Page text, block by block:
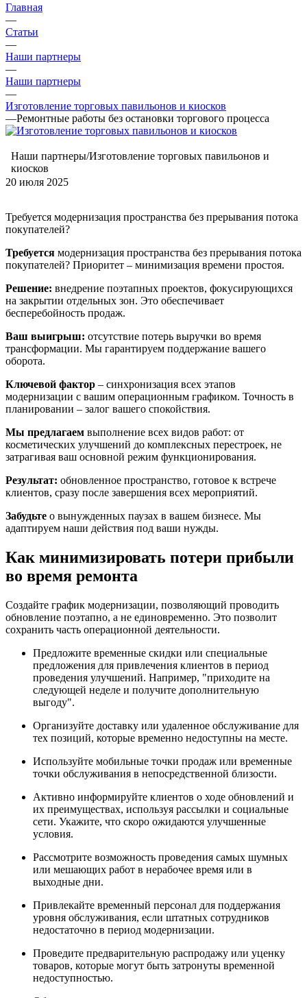
Главная
—
Статьи
—
Наши партнеры
—
Наши партнеры
—
Изготовление торговых павильонов и киосков
—Ремонтные работы без остановки торгового процесса
Наши партнеры/Изготовление торговых павильонов и
киосков
20 июля 2025
Требуется модернизация пространства без прерывания потока
покупателей?
Требуется модернизация пространства без прерывания потока
покупателей? Приоритет – минимизация времени простоя.
Решение: внедрение поэтапных проектов, фокусирующихся
на закрытии отдельных зон. Это обеспечивает
бесперебойность продаж.
Ваш выигрыш: отсутствие потерь выручки во время
трансформации. Мы гарантируем поддержание вашего
оборота.
Ключевой фактор – синхронизация всех этапов
модернизации с вашим операционным графиком. Точность в
планировании – залог вашего спокойствия.
Мы предлагаем выполнение всех видов работ: от
косметических улучшений до комплексных перестроек, не
затрагивая ваш основной режим функционирования.
Результат: обновленное пространство, готовое к встрече
клиентов, сразу после завершения всех мероприятий.
Забудьте о вынужденных паузах в вашем бизнесе. Мы
адаптируем наши действия под ваши нужды.
Как минимизировать потери прибыли
во время ремонта
Создайте график модернизации, позволяющий проводить
обновление поэтапно, а не единовременно. Это позволит
сохранить часть операционной деятельности.
Предложите временные скидки или специальные
предложения для привлечения клиентов в период
проведения улучшений. Например, "приходите на
следующей неделе и получите дополнительную
выгоду".
Организуйте доставку или удаленное обслуживание для
тех позиций, которые временно недоступны на месте.
Используйте мобильные точки продаж или временные
точки обслуживания в непосредственной близости.
Активно информируйте клиентов о ходе обновлений и
их преимуществах, используя рассылки и социальные
сети. Укажите, что скоро ожидаются улучшенные
условия.
Рассмотрите возможность проведения самых шумных
или мешающих работ в нерабочее время или в
выходные дни.
Привлекайте временный персонал для поддержания
уровня обслуживания, если штатных сотрудников
недостаточно в период модернизации.
Проведите предварительную распродажу или уценку
товаров, которые могут быть затронуты временной
недоступностью.